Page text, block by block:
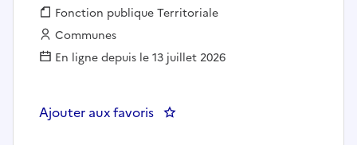
Fonction publique :
Fonction publique Territoriale
Employeur :
Communes
En ligne depuis le 13 juillet 2026
Ajouter aux favoris : Agent d'accueil (h/f) -